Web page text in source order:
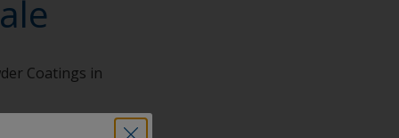
Coatings in